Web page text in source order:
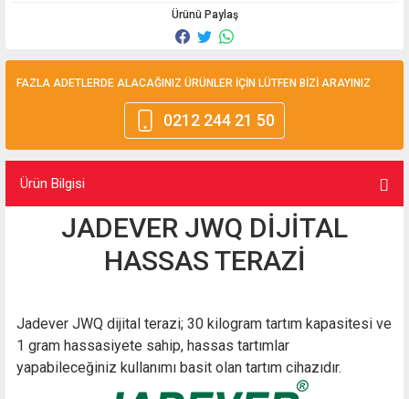
Ürünü Paylaş
FAZLA ADETLERDE ALACAĞINIZ ÜRÜNLER İÇİN LÜTFEN BİZİ ARAYINIZ
0212 244 21 50
Ürün Bilgisi
JADEVER JWQ DİJİTAL
HASSAS TERAZİ
Jadever JWQ dijital terazi; 30 kilogram tartım kapasitesi ve
1 gram hassasiyete sahip, hassas tartımlar
yapabileceğiniz kullanımı basit olan tartım cihazıdır.